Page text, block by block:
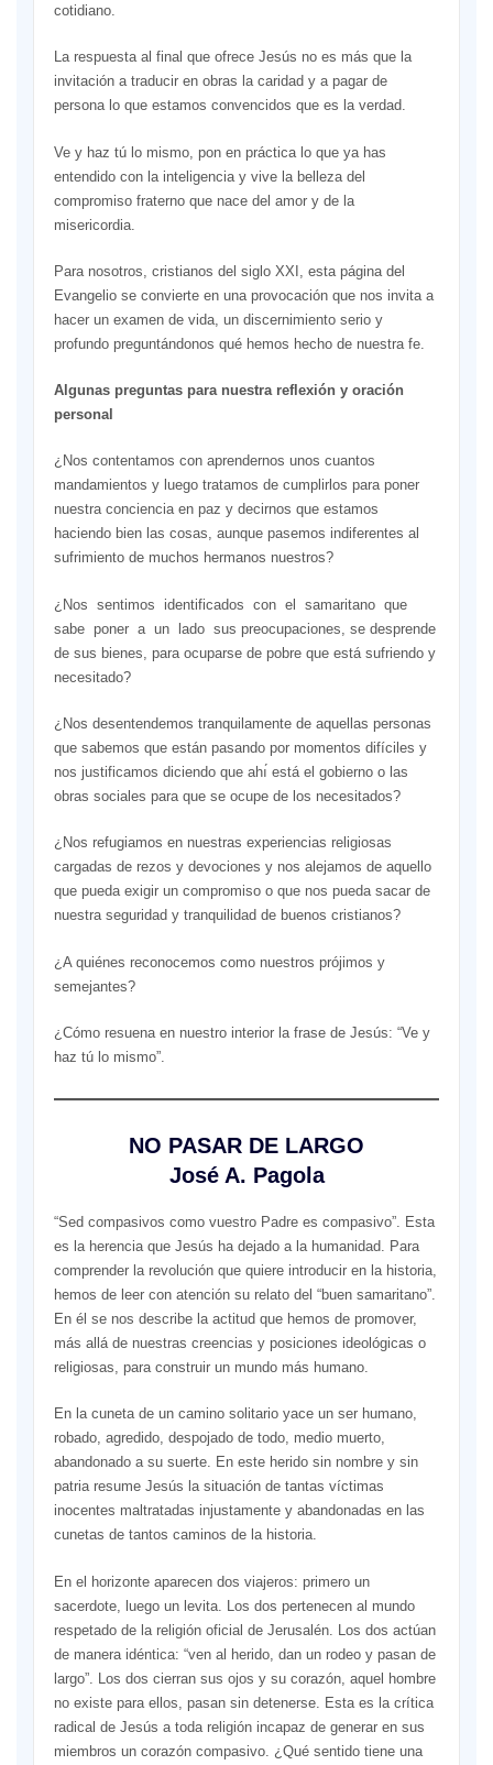
cotidiano.
La respuesta al final que ofrece Jesús no es más que la
invitación a traducir en obras la caridad y a pagar de
persona lo que estamos convencidos que es la verdad.
Ve y haz tú lo mismo, pon en práctica lo que ya has
entendido con la inteligencia y vive la belleza del
compromiso fraterno que nace del amor y de la
misericordia.
Para nosotros, cristianos del siglo XXI, esta página del
Evangelio se convierte en una provocación que nos invita a
hacer un examen de vida, un discernimiento serio y
profundo preguntándonos qué hemos hecho de nuestra fe.
Algunas preguntas para nuestra reflexión y oración
personal
¿Nos contentamos con aprendernos unos cuantos
mandamientos y luego tratamos de cumplirlos para poner
nuestra conciencia en paz y decirnos que estamos
haciendo bien las cosas, aunque pasemos indiferentes al
sufrimiento de muchos hermanos nuestros?
¿Nos sentimos identificados con el samaritano que
sabe poner a un lado sus preocupaciones, se desprende
de sus bienes, para ocuparse de pobre que está sufriendo y
necesitado?
¿Nos desentendemos tranquilamente de aquellas personas
que sabemos que están pasando por momentos difíciles y
nos justificamos diciendo que ahı́ está el gobierno o las
obras sociales para que se ocupe de los necesitados?
¿Nos refugiamos en nuestras experiencias religiosas
cargadas de rezos y devociones y nos alejamos de aquello
que pueda exigir un compromiso o que nos pueda sacar de
nuestra seguridad y tranquilidad de buenos cristianos?
¿A quiénes reconocemos como nuestros prójimos y
semejantes?
¿Cómo resuena en nuestro interior la frase de Jesús: “Ve y
haz tú lo mismo”.
NO PASAR DE LARGO
José A. Pagola
“Sed compasivos como vuestro Padre es compasivo”. Esta
es la herencia que Jesús ha dejado a la humanidad. Para
comprender la revolución que quiere introducir en la historia,
hemos de leer con atención su relato del “buen samaritano”.
En él se nos describe la actitud que hemos de promover,
más allá de nuestras creencias y posiciones ideológicas o
religiosas, para construir un mundo más humano.
En la cuneta de un camino solitario yace un ser humano,
robado, agredido, despojado de todo, medio muerto,
abandonado a su suerte. En este herido sin nombre y sin
patria resume Jesús la situación de tantas víctimas
inocentes maltratadas injustamente y abandonadas en las
cunetas de tantos caminos de la historia.
En el horizonte aparecen dos viajeros: primero un
sacerdote, luego un levita. Los dos pertenecen al mundo
respetado de la religión oficial de Jerusalén. Los dos actúan
de manera idéntica: “ven al herido, dan un rodeo y pasan de
largo”. Los dos cierran sus ojos y su corazón, aquel hombre
no existe para ellos, pasan sin detenerse. Esta es la crítica
radical de Jesús a toda religión incapaz de generar en sus
miembros un corazón compasivo. ¿Qué sentido tiene una